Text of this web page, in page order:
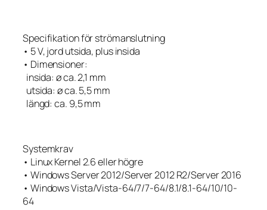
Specifikation för strömanslutning
• 5 V, jord utsida, plus insida
• Dimensioner:
insida: ø ca. 2,1 mm
utsida: ø ca. 5,5 mm
längd: ca. 9,5 mm
Systemkrav
• Linux Kernel 2.6 eller högre
• Windows Server 2012/Server 2012 R2/Server 2016
• Windows Vista/Vista-64/7/7-64/8.1/8.1-64/10/10-
64